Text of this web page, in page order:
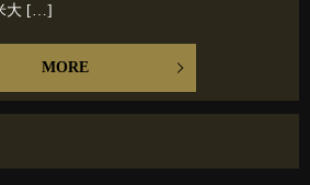
大 […]
MORE